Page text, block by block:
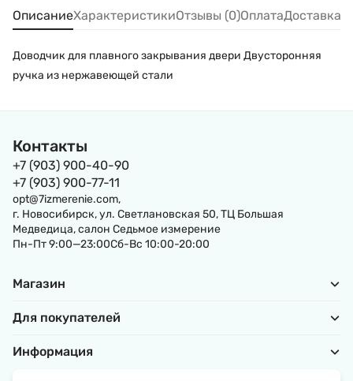
ОписаниеХарактеристикиОтзывы (0)ОплатаДоставка
Доводчик для плавного закрывания двери Двусторонняя
ручка из нержавеющей стали
Контакты
+7 (903) 900-40-90
+7 (903) 900-77-11
opt@7izmerenie.com,
г. Новосибирск, ул. Светлановская 50, ТЦ Большая
Медведица, салон Седьмое измерение
Пн-Пт 9:00—23:00Сб-Вс 10:00-20:00
Магазин
Для покупателей
Информация